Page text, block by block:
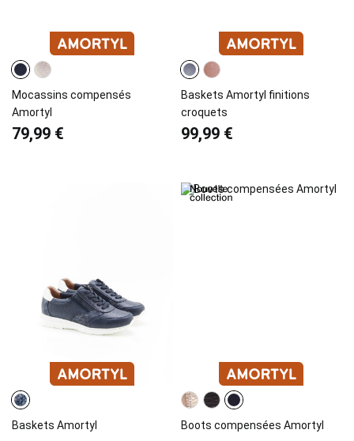
Mocassins compensés
Amortyl
79,99 €
Baskets Amortyl finitions
croquets
99,99 €
Baskets Amortyl Boots compensées Amortyl